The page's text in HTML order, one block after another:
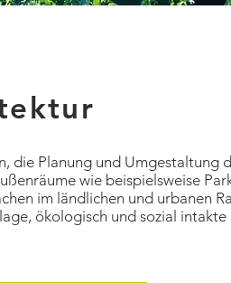
die Planung und Umgestaltung
wie beispielsweise
im ländlichen und urbanen
ökologisch und sozial